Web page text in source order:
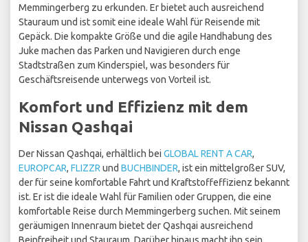
Memmingerberg zu erkunden. Er bietet auch ausreichend
Stauraum und ist somit eine ideale Wahl für Reisende mit
Gepäck. Die kompakte Größe und die agile Handhabung des
Juke machen das Parken und Navigieren durch enge
Stadtstraßen zum Kinderspiel, was besonders für
Geschäftsreisende unterwegs von Vorteil ist.
Komfort und Effizienz mit dem
Nissan Qashqai
Der Nissan Qashqai, erhältlich bei GLOBAL RENT A CAR,
EUROPCAR, FLIZZR und BUCHBINDER, ist ein mittelgroßer SUV,
der für seine komfortable Fahrt und Kraftstoffeffizienz bekannt
ist. Er ist die ideale Wahl für Familien oder Gruppen, die eine
komfortable Reise durch Memmingerberg suchen. Mit seinem
geräumigen Innenraum bietet der Qashqai ausreichend